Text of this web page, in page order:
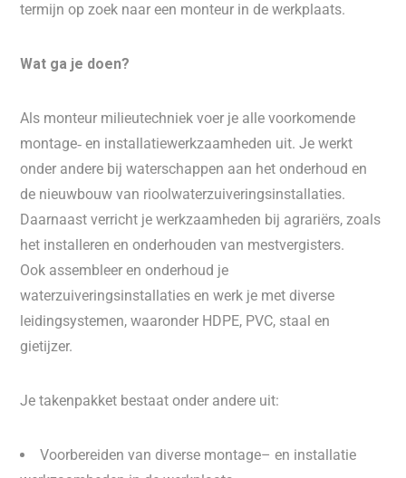
termijn op zoek naar een monteur in de werkplaats.
Wat ga je doen?
Als monteur milieutechniek voer je alle voorkomende
montage‑ en installatiewerkzaamheden uit. Je werkt
onder andere bij waterschappen aan het onderhoud en
de nieuwbouw van rioolwaterzuiveringsinstallaties.
Daarnaast verricht je werkzaamheden bij agrariërs, zoals
het installeren en onderhouden van mestvergisters.
Ook assembleer en onderhoud je
waterzuiveringsinstallaties en werk je met diverse
leidingsystemen, waaronder HDPE, PVC, staal en
gietijzer.
Je takenpakket bestaat onder andere uit:
Voorbereiden van diverse montage– en installatie